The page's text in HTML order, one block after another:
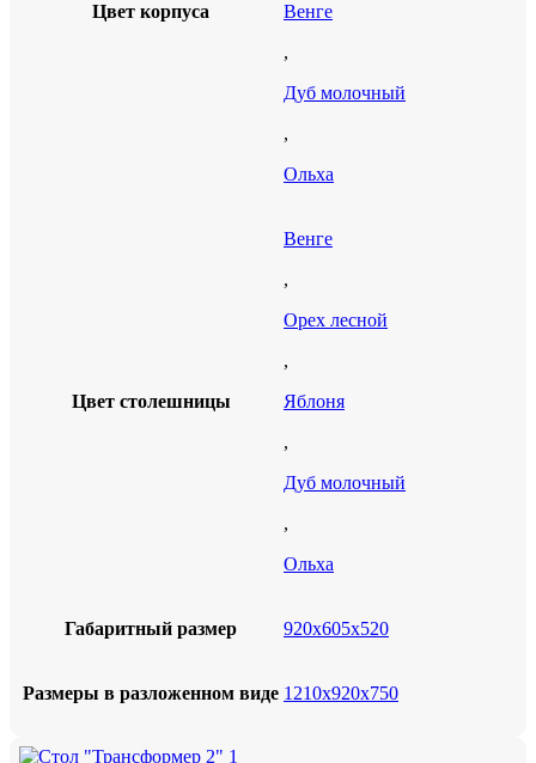
Цвет корпуса
Венге
,
Дуб молочный
,
Ольха
Цвет столешницы
Венге
,
Орех лесной
,
Яблоня
,
Дуб молочный
,
Ольха
Габаритный размер 920х605х520
Размеры в разложенном виде 1210х920х750